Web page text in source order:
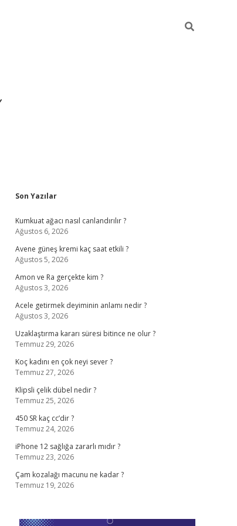
Sidebar
Son Yazılar
Kumkuat ağacı nasıl canlandırılır ?
Ağustos 6, 2026
Avene güneş kremi kaç saat etkili ?
Ağustos 5, 2026
Amon ve Ra gerçekte kim ?
Ağustos 3, 2026
Acele getirmek deyiminin anlamı nedir ?
Ağustos 3, 2026
Uzaklaştırma kararı süresi bitince ne olur ?
Temmuz 29, 2026
Koç kadını en çok neyi sever ?
Temmuz 27, 2026
Klipsli çelik dübel nedir ?
Temmuz 25, 2026
450 SR kaç cc’dir ?
Temmuz 24, 2026
iPhone 12 sağlığa zararlı mıdır ?
Temmuz 23, 2026
Çam kozalağı macunu ne kadar ?
Temmuz 19, 2026